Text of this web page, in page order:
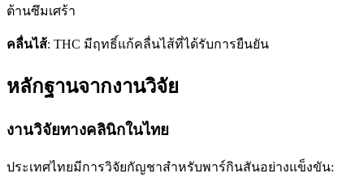
ต้านซึมเศร้า
คลื่นไส้: THC มีฤทธิ์แก้คลื่นไส้ที่ได้รับการยืนยัน
หลักฐานจากงานวิจัย
งานวิจัยทางคลินิกในไทย
ประเทศไทยมีการวิจัยกัญชาสำหรับพาร์กินสันอย่างแข็งขัน: